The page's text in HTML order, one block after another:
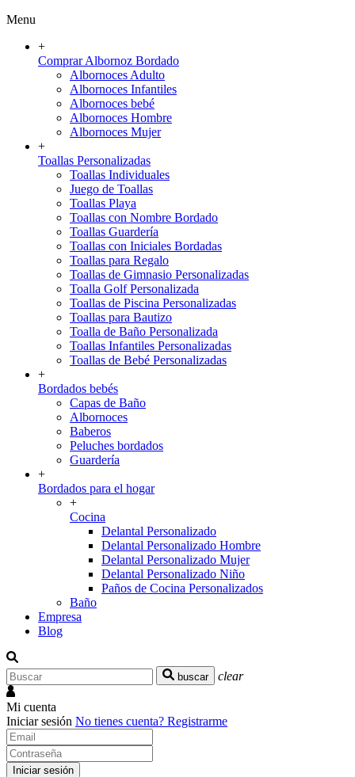
Menu
+
Comprar Albornoz Bordado
Albornoces Adulto
Albornoces Infantiles
Albornoces bebé
Albornoces Hombre
Albornoces Mujer
+
Toallas Personalizadas
Toallas Individuales
Juego de Toallas
Toallas Playa
Toallas con Nombre Bordado
Toallas Guardería
Toallas con Iniciales Bordadas
Toallas para Regalo
Toallas de Gimnasio Personalizadas
Toalla Golf Personalizada
Toallas de Piscina Personalizadas
Toallas para Bautizo
Toalla de Baño Personalizada
Toallas Infantiles Personalizadas
Toallas de Bebé Personalizadas
+
Bordados bebés
Capas de Baño
Albornoces
Baberos
Peluches bordados
Guardería
+
Bordados para el hogar
+
Cocina
Delantal Personalizado
Delantal Personalizado Hombre
Delantal Personalizado Mujer
Delantal Personalizado Niño
Paños de Cocina Personalizados
Baño
Empresa
Blog
buscar clear
Mi cuenta
Iniciar sesión No tienes cuenta? Registrarme
Iniciar sesión